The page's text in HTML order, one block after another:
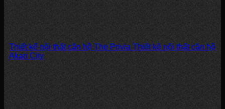
Thiết kế nội thất căn hộ The Privia Thiết kế nội thất căn hộ
Akari City